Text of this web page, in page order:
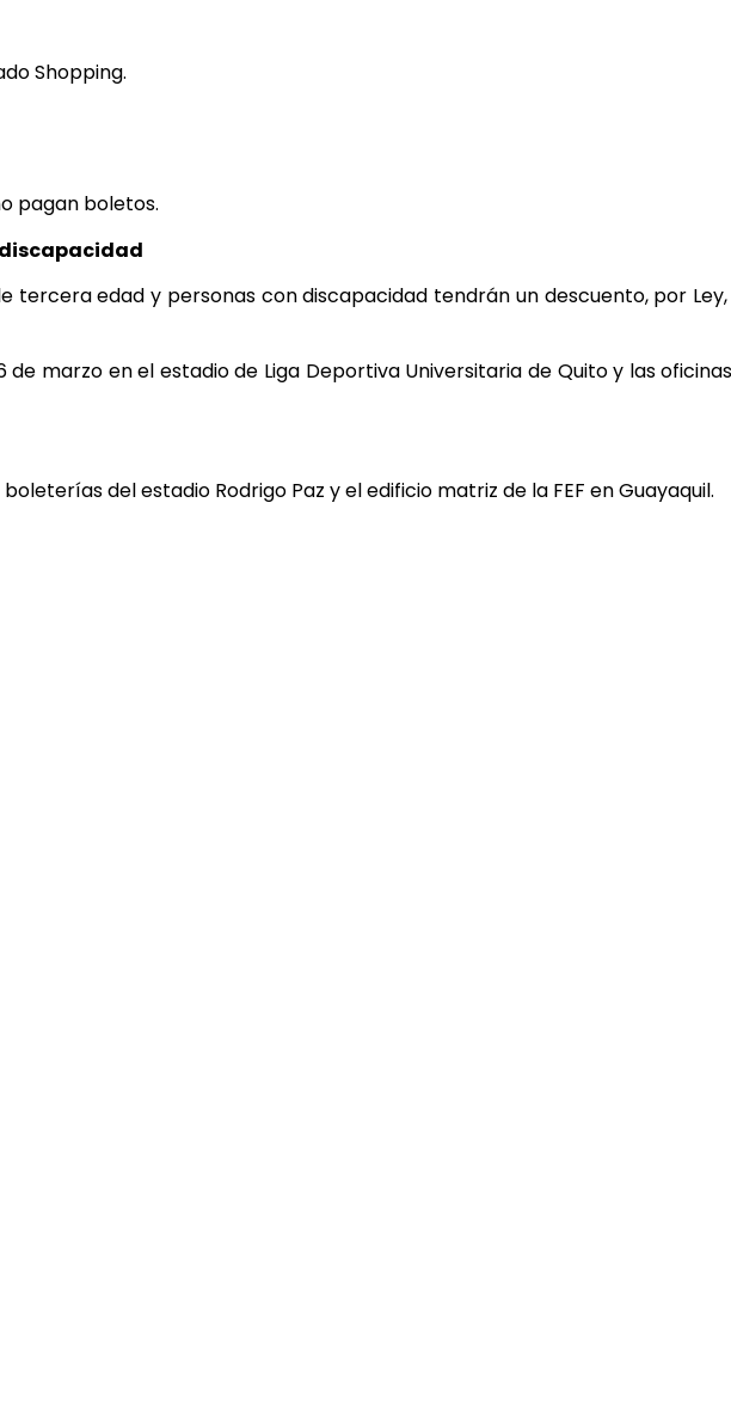
Shopping.
pagan boletos.
tercera edad y personas con discapacidad tendrán un descuento, por
de marzo en el estadio de Liga Deportiva Universitaria de Quito y las
del estadio Rodrigo Paz y el edificio matriz de la FEF en Guayaquil.